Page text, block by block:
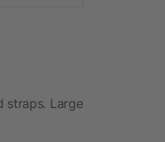
straps. Large